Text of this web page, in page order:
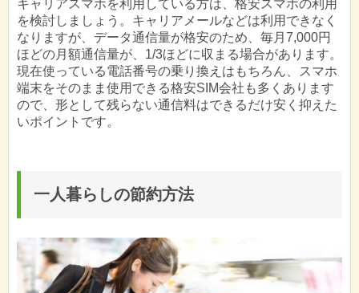
キャリアスマホを利用している方は、格安スマホの利用
を検討しましょう。キャリアメールなどは利用できなく
なりますが、データ通信量が格安のため、毎月7,000円
ほどの月額通信量が、1/3ほどに収まる場合があります。
現在使っている電話番号の乗り換えはもちろん、スマホ
端末をそのまま使用できる格安SIM会社も多くあります
ので、形として残らない通信料はできるだけ安く抑えた
いポイントです。
一人暮らしの節約方法